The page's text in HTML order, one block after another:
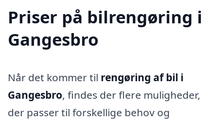
Priser på bilrengøring i
Gangesbro
Når det kommer til rengøring af bil i
Gangesbro, findes der flere muligheder,
der passer til forskellige behov og